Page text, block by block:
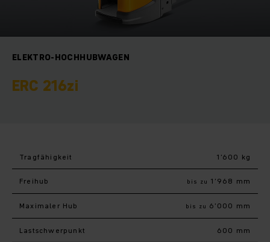
ELEKTRO-HOCHHUBWAGEN
ERC 216zi
Tragfähigkeit 1’600 kg
Freihub bis zu 1’968 mm
Maximaler Hub bis zu 6’000 mm
Last­schwerpunkt 600 mm